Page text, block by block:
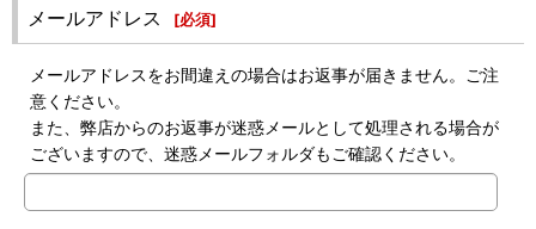
メールアドレス [必須]
メールアドレスをお間違えの場合はお返事が届きません。ご注
意ください。
また、弊店からのお返事が迷惑メールとして処理される場合が
ございますので、迷惑メールフォルダもご確認ください。